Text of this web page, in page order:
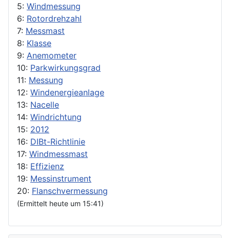
5: Windmessung
6: Rotordrehzahl
7: Messmast
8: Klasse
9: Anemometer
10: Parkwirkungsgrad
11: Messung
12: Windenergieanlage
13: Nacelle
14: Windrichtung
15: 2012
16: DIBt-Richtlinie
17: Windmessmast
18: Effizienz
19: Messinstrument
20: Flanschvermessung
(Ermittelt heute um 15:41)